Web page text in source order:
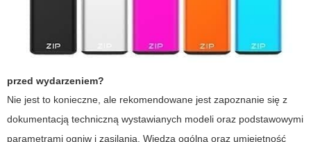
przed wydarzeniem?
Nie jest to konieczne, ale rekomendowane jest zapoznanie się z
dokumentacją techniczną wystawianych modeli oraz podstawowymi
parametrami ogniw i zasilania. Wiedza ogólna oraz umiejętność